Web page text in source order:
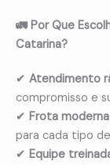
🚛 Por Que
Catarina?
✔ Atendimento
compromisso e
✔ Frota
para cada tipo
✔ Equipe